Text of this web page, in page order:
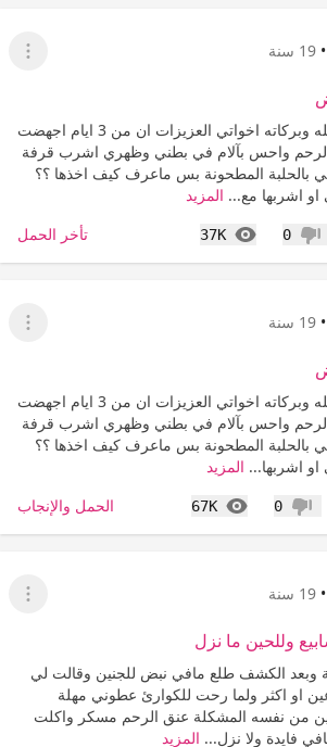
• 19 سنة
عرض
السلام عليكم ورحمة الله وبركاته اخواتي العزيزات ان من 3 ايام اجهضت
واحس بآلام في بطني وظهري اشرب قرفة
بالحلبة المطحونة بس ماعرف كيف اخذها ؟؟
اشربها مع... المزيد
عدم إعجاب
0
37K
المشاهدات تأخر الحمل
• 19 سنة
عرض
السلام عليكم ورحمة الله وبركاته اخواتي العزيزات ان من 3 ايام اجهضت
واحس بآلام في بطني وظهري اشرب قرفة
بالحلبة المطحونة بس ماعرف كيف اخذها ؟؟
اشربها... المزيد
عدم إعجاب
0
67K
المشاهدات الحمل والإنجاب
• 19 سنة
عرض
وبعد الكشف طلع مافي نبض للجنين وقالت لي
او اكثر ولما رحت للكوارئ عطوني مهلة
من نفسه المشكلة عنق الرحم مسكر واكلت
فايدة ولا نزل... المزيد